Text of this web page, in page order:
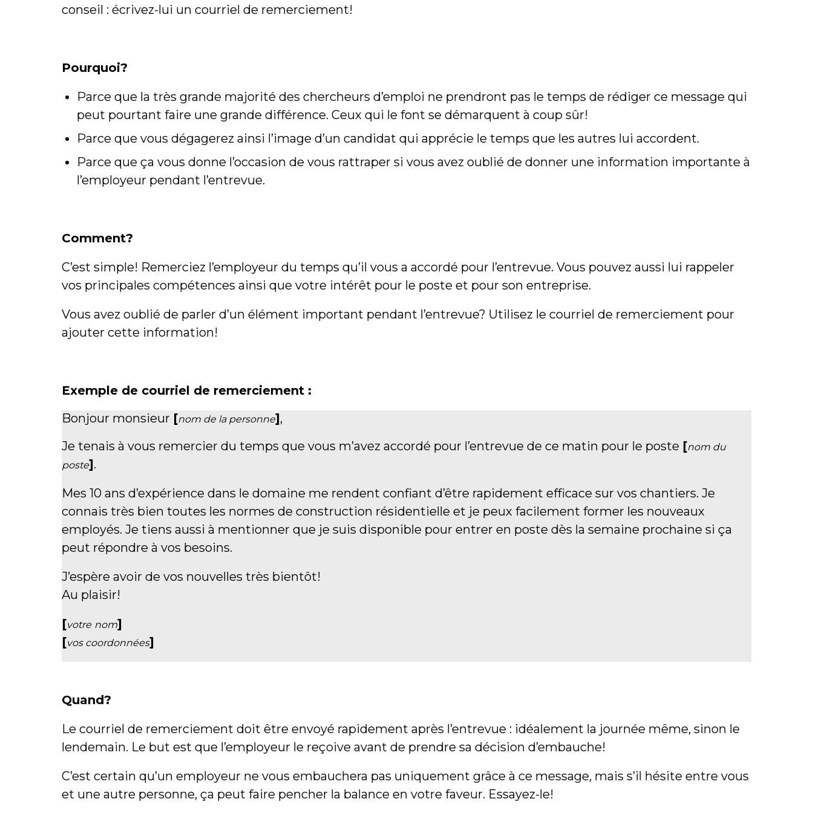
conseil : écrivez-lui un courriel de remerciement!
Pourquoi?
Parce que la très grande majorité des chercheurs d’emploi ne prendront pas le temps de rédiger ce message qui
peut pourtant faire une grande différence. Ceux qui le font se démarquent à coup sûr!
Parce que vous dégagerez ainsi l’image d’un candidat qui apprécie le temps que les autres lui accordent.
Parce que ça vous donne l’occasion de vous rattraper si vous avez oublié de donner une information importante à
l’employeur pendant l’entrevue.
Comment?
C’est simple! Remerciez l’employeur du temps qu’il vous a accordé pour l’entrevue. Vous pouvez aussi lui rappeler
vos principales compétences ainsi que votre intérêt pour le poste et pour son entreprise.
Vous avez oublié de parler d’un élément important pendant l’entrevue? Utilisez le courriel de remerciement pour
ajouter cette information!
Exemple de courriel de remerciement :
Bonjour monsieur [nom de la personne] ,
Je tenais à vous remercier du temps que vous m’avez accordé pour l’entrevue de ce matin pour le poste [nom du
poste] .
Mes 10 ans d’expérience dans le domaine me rendent confiant d’être rapidement efficace sur vos chantiers. Je
connais très bien toutes les normes de construction résidentielle et je peux facilement former les nouveaux
employés. Je tiens aussi à mentionner que je suis disponible pour entrer en poste dès la semaine prochaine si ça
peut répondre à vos besoins.
J’espère avoir de vos nouvelles très bientôt!
Au plaisir!
[votre nom]
[vos coordonnées]
Quand?
Le courriel de remerciement doit être envoyé rapidement après l’entrevue : idéalement la journée même, sinon le
lendemain. Le but est que l’employeur le reçoive avant de prendre sa décision d’embauche!
C’est certain qu’un employeur ne vous embauchera pas uniquement grâce à ce message, mais s’il hésite entre vous
et une autre personne, ça peut faire pencher la balance en votre faveur. Essayez-le!